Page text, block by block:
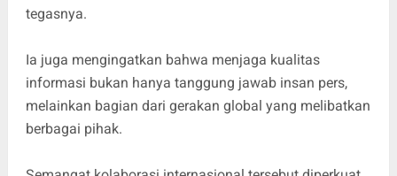
tegasnya.
Ia juga mengingatkan bahwa menjaga kualitas
informasi bukan hanya tanggung jawab insan pers,
melainkan bagian dari gerakan global yang melibatkan
berbagai pihak.